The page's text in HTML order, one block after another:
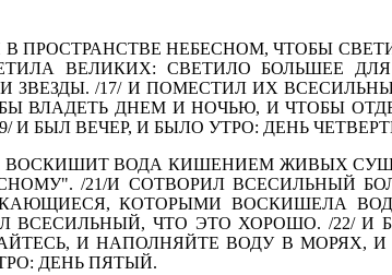
ПРОСТРАНСТВЕ НЕБЕСНОМ, ЧТОБЫ
ВЕЛИКИХ: СВЕТИЛО БОЛЬШЕЕ
/17/ И ПО­МЕСТИЛ ИХ
ВЛАДЕТЬ ДНЕМ И НОЧЬЮ, И ЧТОБЫ
И БЫЛ ВЕЧЕР, И БЫЛО УТРО: ДЕНЬ
ВОСКИШИТ ВОДА КИШЕНИЕМ ЖИВЫХ
/21/И СО­ТВОРИЛ ВСЕСИЛЬНЫЙ
КОТО­РЫМИ ВОСКИШЕЛА
ВСЕСИЛЬНЫЙ, ЧТО ЭТО ХОРОШО. /22/ И
И НАПОЛНЯЙ­ТЕ ВОДУ В МОРЯХ,
ДЕНЬ ПЯТЫЙ.